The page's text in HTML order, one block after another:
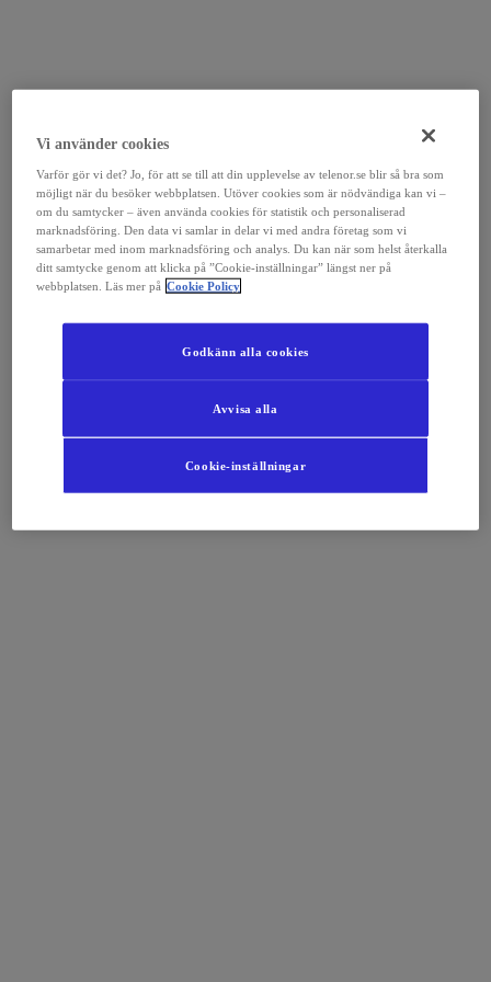
Vi använder cookies
Varför gör vi det? Jo, för att se till att din upplevelse av telenor.se blir så bra som
möjligt när du besöker webbplatsen. Utöver cookies som är nödvändiga kan vi –
om du samtycker – även använda cookies för statistik och personaliserad
marknadsföring. Den data vi samlar in delar vi med andra företag som vi
samarbetar med inom marknadsföring och analys. Du kan när som helst återkalla
ditt samtycke genom att klicka på ”Cookie-inställningar” längst ner på
webbplatsen. Läs mer på Cookie Policy
Cookie-inställningar
Avvisa alla
Godkänn alla cookies